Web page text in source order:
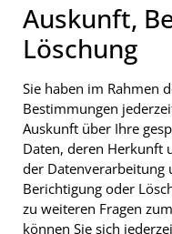
Auskunft,
Löschung
Sie haben im Rahmen
Bestimmungen
Auskunft über Ihre
Daten, deren Herkunft
der Datenverarbeitung
Berichtigung oder
zu weiteren Fragen
können Sie sich